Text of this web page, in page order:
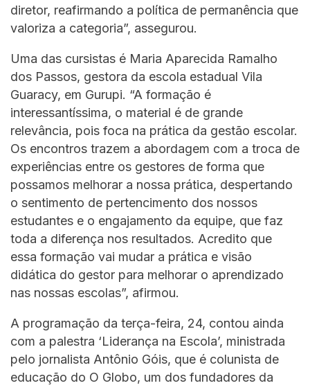
diretor, reafirmando a política de permanência que
valoriza a categoria”, assegurou.
Uma das cursistas é Maria Aparecida Ramalho
dos Passos, gestora da escola estadual Vila
Guaracy, em Gurupi. “A formação é
interessantíssima, o material é de grande
relevância, pois foca na prática da gestão escolar.
Os encontros trazem a abordagem com a troca de
experiências entre os gestores de forma que
possamos melhorar a nossa prática, despertando
o sentimento de pertencimento dos nossos
estudantes e o engajamento da equipe, que faz
toda a diferença nos resultados. Acredito que
essa formação vai mudar a prática e visão
didática do gestor para melhorar o aprendizado
nas nossas escolas”, afirmou.
A programação da terça-feira, 24, contou ainda
com a palestra ‘Liderança na Escola’, ministrada
pelo jornalista Antônio Góis, que é colunista de
educação do O Globo, um dos fundadores da